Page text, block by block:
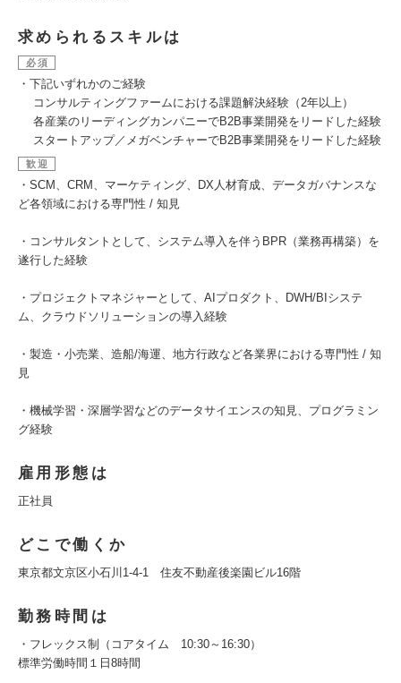
求められるスキルは
必須
・下記いずれかのご経験
コンサルティングファームにおける課題解決経験（2年以上）
各産業のリーディングカンパニーでB2B事業開発をリードした経験
スタートアップ／メガベンチャーでB2B事業開発をリードした経験
歓迎
・SCM、CRM、マーケティング、DX人材育成、データガバナンスな
ど各領域における専門性 / 知見
・コンサルタントとして、システム導入を伴うBPR（業務再構築）を
遂行した経験
・プロジェクトマネジャーとして、AIプロダクト、DWH/BIシステ
ム、クラウドソリューションの導入経験
・製造・小売業、造船/海運、地方行政など各業界における専門性 / 知
見
・機械学習・深層学習などのデータサイエンスの知見、プログラミン
グ経験
雇用形態は
正社員
どこで働くか
東京都文京区小石川1-4-1 住友不動産後楽園ビル16階
勤務時間は
・フレックス制（コアタイム 10:30～16:30）
標準労働時間１日8時間